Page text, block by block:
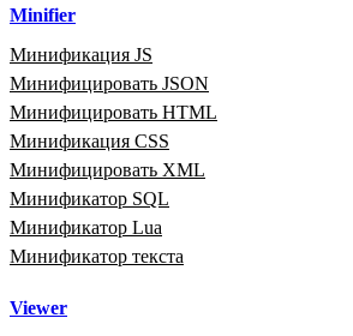
Minifier
Минификация JS
Минифицировать JSON
Минифицировать HTML
Минификация CSS
Минифицировать XML
Минификатор SQL
Минификатор Lua
Минификатор текста
Viewer